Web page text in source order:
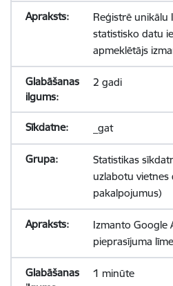
Reģistrē unikālu
statistisko datu
apmeklētājs
2 gadi
_gat
Statistikas
uzlabotu
pakalpojumus)
Izmanto Google
pieprasījuma
1 minūte